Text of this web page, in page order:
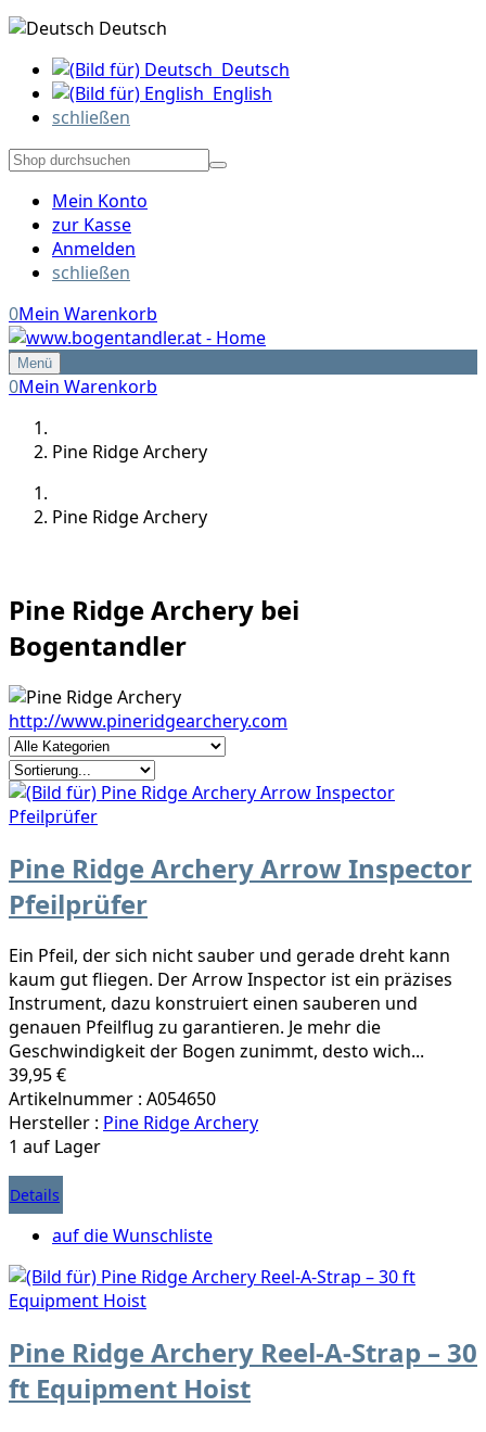
Deutsch
Deutsch
English
schließen
Mein Konto
zur Kasse
Anmelden
schließen
0Mein Warenkorb
Menü
0Mein Warenkorb
Pine Ridge Archery
Pine Ridge Archery
Pine Ridge Archery bei
Bogentandler
http://www.pineridgearchery.com
Pine Ridge Archery Arrow Inspector
Pfeilprüfer
Ein Pfeil, der sich nicht sauber und gerade dreht kann
kaum gut fliegen. Der Arrow Inspector ist ein präzises
Instrument, dazu konstruiert einen sauberen und
genauen Pfeilflug zu garantieren. Je mehr die
Geschwindigkeit der Bogen zunimmt, desto wich...
39,95 €
Artikelnummer : A054650
Hersteller : Pine Ridge Archery
1 auf Lager
Details
auf die Wunschliste
Pine Ridge Archery Reel-A-Strap – 30
ft Equipment Hoist